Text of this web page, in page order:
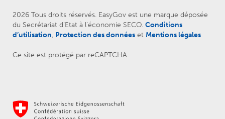
2026 Tous droits réservés. EasyGov est une marque déposée
du Secrétariat d’Etat à l’économie SECO. Conditions
d’utilisation, Protection des données et Mentions légales
Ce site est protégé par reCAPTCHA.